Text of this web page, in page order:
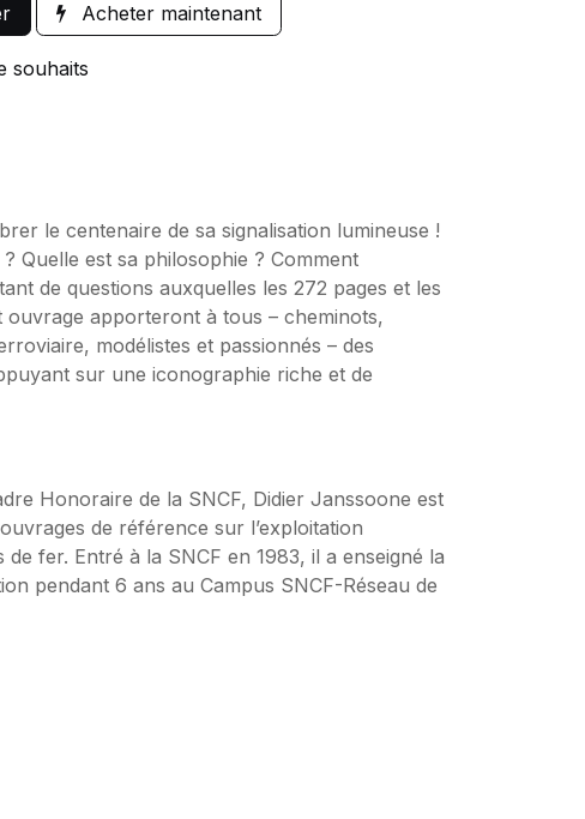
Acheter maintenant
souhaits
le centenaire de sa signalisation lumineuse !
Quelle est sa philosophie ? Comment
de questions auxquelles les 272 pages et les
ouvrage apporteront à tous – cheminots,
modélistes et passionnés – des
sur une iconographie riche et de
Honoraire de la SNCF, Didier Janssoone est
de référence sur l’exploitation
de fer. Entré à la SNCF en 1983, il a enseigné la
pendant 6 ans au Campus SNCF-Réseau de